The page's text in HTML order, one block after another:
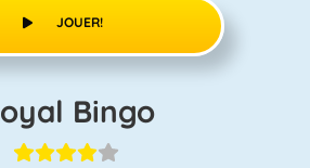
JOUER!
Royal Bingo